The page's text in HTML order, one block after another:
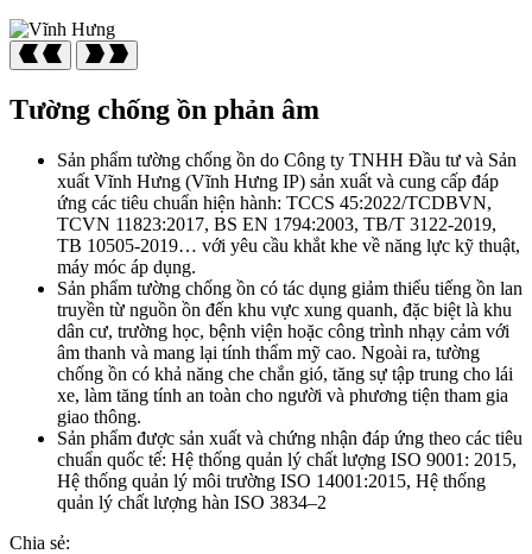
Tường chống ồn phản âm
Sản phẩm tường chống ồn do Công ty TNHH Ðầu tư và Sản
xuất Vĩnh Hưng (Vĩnh Hưng IP) sản xuất và cung cấp đáp
ứng các tiêu chuẩn hiện hành: TCCS 45:2022/TCDBVN,
TCVN 11823:2017, BS EN 1794:2003, TB/T 3122-2019,
TB 10505-2019… với yêu cầu khắt khe về năng lực kỹ thuật,
máy móc áp dụng.
Sản phẩm tường chống ồn có tác dụng giảm thiểu tiếng ồn lan
truyền từ nguồn ồn đến khu vực xung quanh, đặc biệt là khu
dân cư, trường học, bệnh viện hoặc công trình nhạy cảm với
âm thanh và mang lại tính thẩm mỹ cao. Ngoài ra, tường
chống ồn có khả năng che chắn gió, tăng sự tập trung cho lái
xe, làm tăng tính an toàn cho người và phương tiện tham gia
giao thông.
Sản phẩm được sản xuất và chứng nhận đáp ứng theo các tiêu
chuẩn quốc tế: Hệ thống quản lý chất lượng ISO 9001: 2015,
Hệ thống quản lý môi trường ISO 14001:2015, Hệ thống
quản lý chất lượng hàn ISO 3834–2
Chia sẻ: